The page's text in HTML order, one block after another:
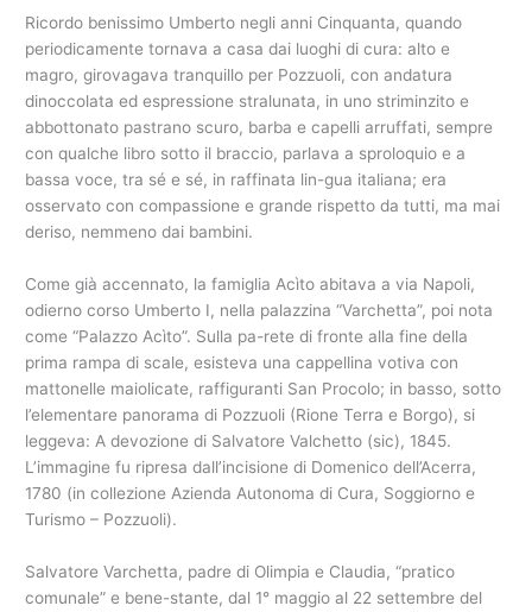
Ricordo benissimo Umberto negli anni Cinquanta, quando
periodicamente tornava a casa dai luoghi di cura: alto e
magro, girovagava tranquillo per Pozzuoli, con andatura
dinoccolata ed espressione stralunata, in uno striminzito e
abbottonato pastrano scuro, barba e capelli arruffati, sempre
con qualche libro sotto il braccio, parlava a sproloquio e a
bassa voce, tra sé e sé, in raffinata lin-gua italiana; era
osservato con compassione e grande rispetto da tutti, ma mai
deriso, nemmeno dai bambini.
Come già accennato, la famiglia Acìto abitava a via Napoli,
odierno corso Umberto I, nella palazzina “Varchetta”, poi nota
come “Palazzo Acìto”. Sulla pa-rete di fronte alla fine della
prima rampa di scale, esisteva una cappellina votiva con
mattonelle maiolicate, raffiguranti San Procolo; in basso, sotto
l’elementare panorama di Pozzuoli (Rione Terra e Borgo), si
leggeva: A devozione di Salvatore Valchetto (sic), 1845.
L’immagine fu ripresa dall’incisione di Domenico dell’Acerra,
1780 (in collezione Azienda Autonoma di Cura, Soggiorno e
Turismo – Pozzuoli).
Salvatore Varchetta, padre di Olimpia e Claudia, “pratico
comunale” e bene-stante, dal 1° maggio al 22 settembre del